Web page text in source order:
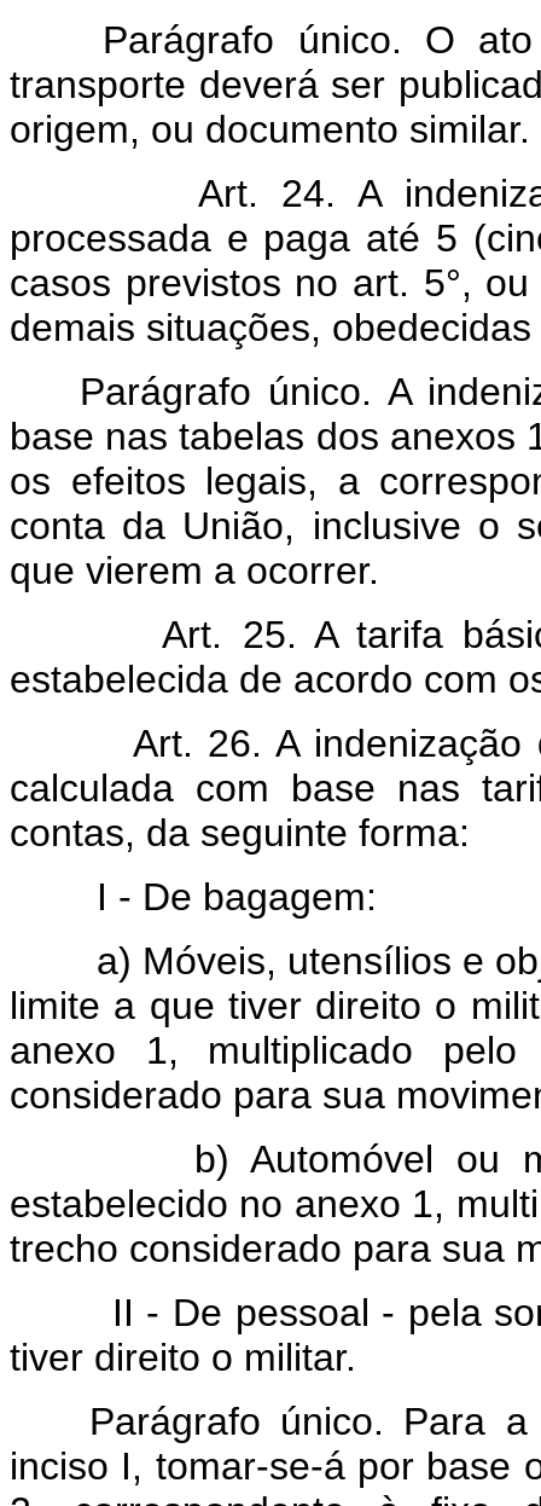
Parágrafo único. O ato
transporte deverá ser
origem, ou documento similar.
Art. 24. A
processada e paga até 5
casos previstos no art. 5°,
demais situações,
Parágrafo único. A
base nas tabelas dos anexos
os efeitos legais, a
conta da União, inclusive o
que vierem a ocorrer.
Art. 25. A tarifa básica
estabelecida de acordo com
Art. 26. A indenização
calculada com base nas
contas, da seguinte forma:
I - De bagagem:
a) Móveis, utensílios e
limite a que tiver direito o
anexo 1, multiplicado
considerado para sua
b) Automóvel ou
estabelecido no anexo 1,
trecho considerado para sua
II - De pessoal - pela
tiver direito o militar.
Parágrafo único. Para a
inciso I, tomar-se-á por base